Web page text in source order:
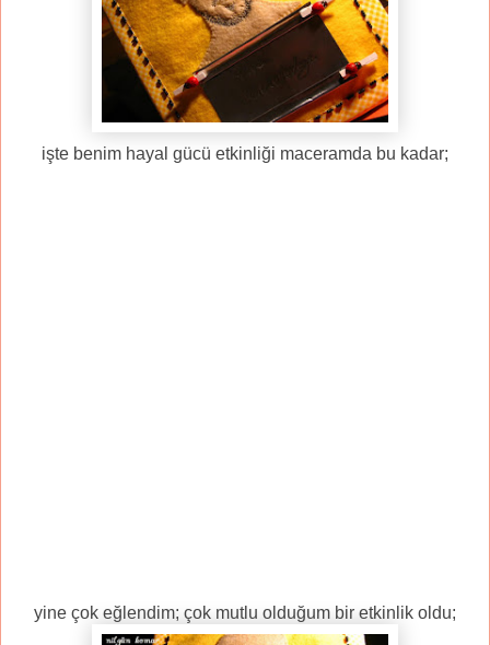
işte benim hayal gücü etkinliği maceramda bu kadar;
yine çok eğlendim; çok mutlu olduğum bir etkinlik oldu;